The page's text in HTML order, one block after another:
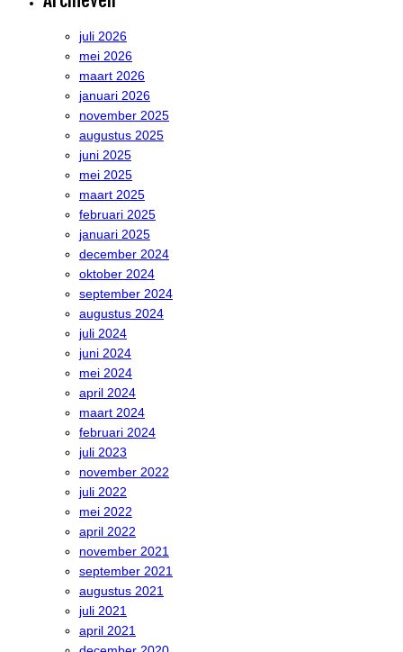
juli 2026
mei 2026
maart 2026
januari 2026
november 2025
augustus 2025
juni 2025
mei 2025
maart 2025
februari 2025
januari 2025
december 2024
oktober 2024
september 2024
augustus 2024
juli 2024
juni 2024
mei 2024
april 2024
maart 2024
februari 2024
juli 2023
november 2022
juli 2022
mei 2022
april 2022
november 2021
september 2021
augustus 2021
juli 2021
april 2021